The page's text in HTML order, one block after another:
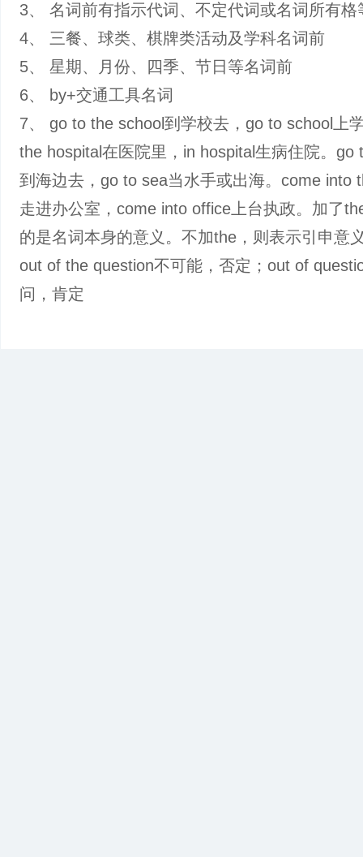
3、 名词前有指示代词、不定代词或名词所有格
4、 三餐、球类、棋牌类活动及学科名词前
5、 星期、月份、四季、节日等名词前
6、 by+交通工具名词
7、 go to the school到学校去，go to school上
the hospital在医院里，in hospital生病住院。go
到海边去，go to sea当水手或出海。come into
走进办公室，come into office上台执政。加了
的是名词本身的意义。不加the，则表示引申意
out of the question不可能，否定；out of
问，肯定